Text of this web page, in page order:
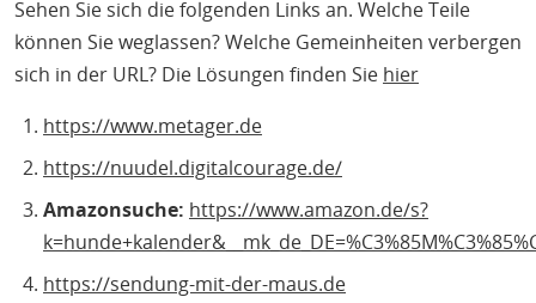
Sehen Sie sich die folgenden Links an. Welche Teile
können Sie weglassen? Welche Gemeinheiten verbergen
sich in der URL? Die Lösungen finden Sie hier
https://www.metager.de
https://nuudel.digitalcourage.de/
Amazonsuche: https://www.amazon.de/s?
https://sendung-mit-der-maus.de